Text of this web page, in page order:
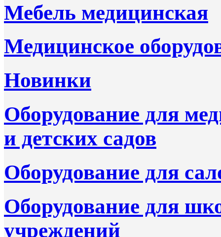
Мебель медицинская
Медицинское
Новинки
Оборудование для
и детских садов
Оборудование для
Оборудование для
учреждений